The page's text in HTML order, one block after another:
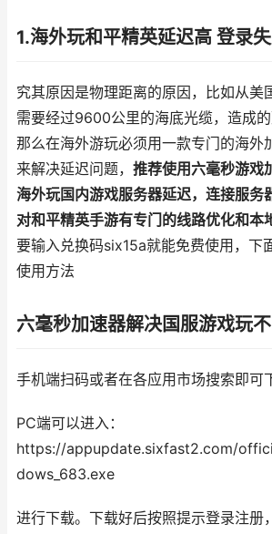
1.海外玩和平精英延迟高 登录
究其原因是物理距离的原因，比如从美
需要经过9600公里的海底光缆，造成的
那么在海外游玩必须用一款专门的海外
来解决延迟问题， 推荐使用六毫秒游戏
海外玩国内游戏服务器延迟，连接服务
对和平精英手游有专门的线路优化和本
要输入兑换码six15a就能免费使用，下
使用方法
六毫秒加速器解决国服游戏玩
手机端扫码或者在各应用市场搜索即可
PC端可以进入：
https://appupdate.sixfast2.com/
dows_683.exe
进行下载。下载好后按照提示登录注册